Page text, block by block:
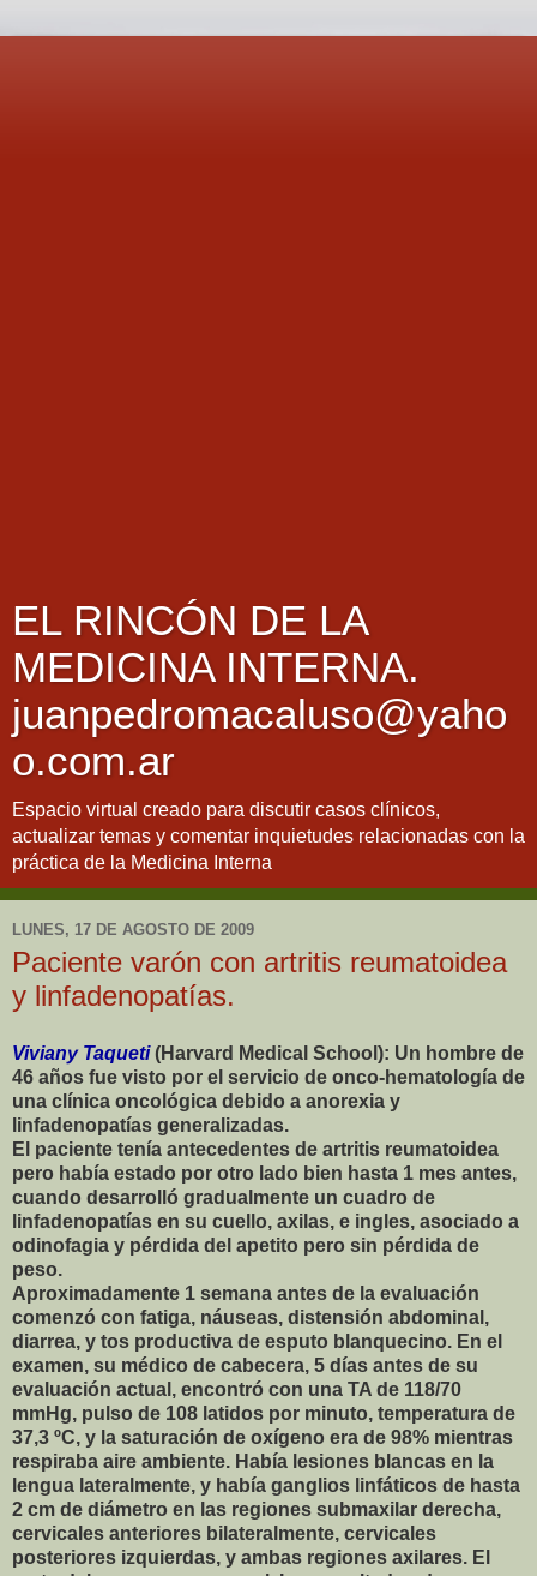
EL RINCÓN DE LA
MEDICINA INTERNA.
juanpedromacaluso@yaho
o.com.ar
Espacio virtual creado para discutir casos clínicos,
actualizar temas y comentar inquietudes relacionadas con la
práctica de la Medicina Interna
LUNES, 17 DE AGOSTO DE 2009
Paciente varón con artritis reumatoidea
y linfadenopatías.
Viviany Taqueti(Harvard Medical School): Un hombre de
46 años fue visto por el servicio de onco-hematología de
una clínica oncológica debido a anorexia y
linfadenopatías generalizadas.
El paciente tenía antecedentes de artritis reumatoidea
pero había estado por otro lado bien hasta 1 mes antes,
cuando desarrolló gradualmente un cuadro de
linfadenopatías en su cuello, axilas, e ingles, asociado a
odinofagia y pérdida del apetito pero sin pérdida de
peso.
Aproximadamente 1 semana antes de la evaluación
comenzó con fatiga, náuseas, distensión abdominal,
diarrea, y tos productiva de esputo blanquecino. En el
examen, su médico de cabecera, 5 días antes de su
evaluación actual, encontró con una TA de 118/70
mmHg, pulso de 108 latidos por minuto, temperatura de
37,3 ºC, y la saturación de oxígeno era de 98% mientras
respiraba aire ambiente. Había lesiones blancas en la
lengua lateralmente, y había ganglios linfáticos de hasta
2 cm de diámetro en las regiones submaxilar derecha,
cervicales anteriores bilateralmente, cervicales
posteriores izquierdas, y ambas regiones axilares. El